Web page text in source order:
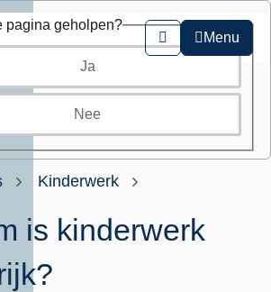
Zoeken
Menu
Kinderwerk
is kinderwerk
pagina geholpen?
Ja
Nee